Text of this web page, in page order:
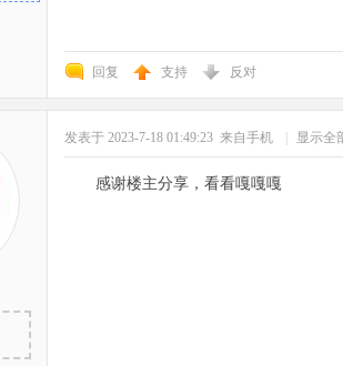
回复 支持 反对
发表于 2023-7-18 01:49:23 来自手机 显示全
感谢楼主分享，看看嘎嘎嘎